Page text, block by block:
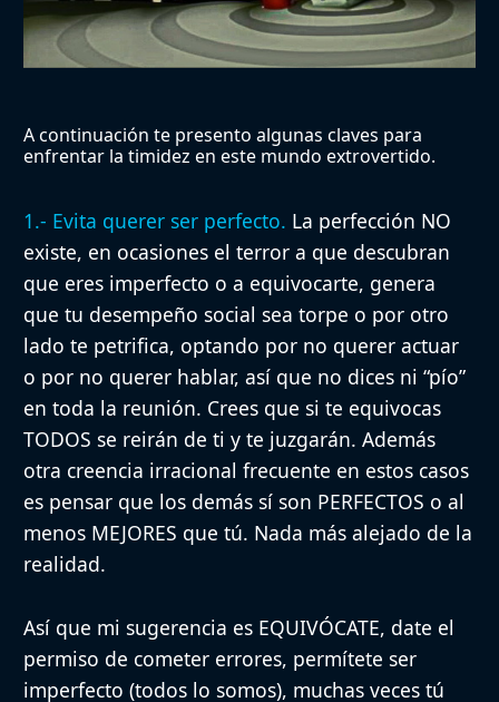
A continuación te presento algunas claves para
enfrentar la timidez en este mundo extrovertido.
1.- Evita querer ser perfecto. La perfección NO
existe, en ocasiones el terror a que descubran
que eres imperfecto o a equivocarte, genera
que tu desempeño social sea torpe o por otro
lado te petrifica, optando por no querer actuar
o por no querer hablar, así que no dices ni “pío”
en toda la reunión. Crees que si te equivocas
TODOS se reirán de ti y te juzgarán. Además
otra creencia irracional frecuente en estos casos
es pensar que los demás sí son PERFECTOS o al
menos MEJORES que tú. Nada más alejado de la
realidad.
Así que mi sugerencia es EQUIVÓCATE, date el
permiso de cometer errores, permítete ser
imperfecto (todos lo somos), muchas veces tú